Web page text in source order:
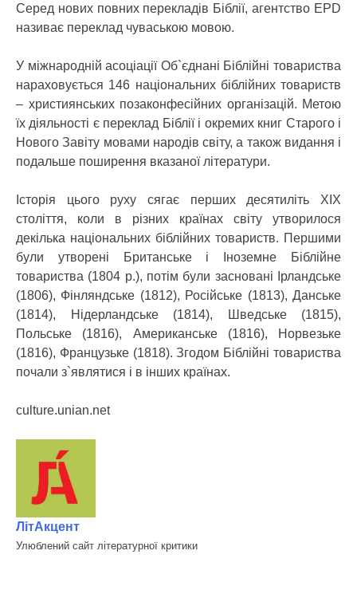
Серед нових повних перекладів Біблії, агентство EPD
називає переклад чуваською мовою.
У міжнародній асоціації Об`єднані Біблійні товариства
нараховується 146 національних біблійних товариств
– християнських позаконфесійних організацій. Метою
їх діяльності є переклад Біблії і окремих книг Старого і
Нового Завіту мовами народів світу, а також видання і
подальше поширення вказаної літератури.
Історія цього руху сягає перших десятиліть XIX
століття, коли в різних країнах світу утворилося
декілька національних біблійних товариств. Першими
були утворені Британське і Іноземне Біблійне
товариства (1804 р.), потім були засновані Ірландське
(1806), Фінляндське (1812), Російське (1813), Данське
(1814), Нідерландське (1814), Шведське (1815),
Польське (1816), Американське (1816), Норвезьке
(1816), Французьке (1818). Згодом Біблійні товариства
почали з`являтися і в інших країнах.
culture.unian.net
ЛітАкцент
Улюблений сайт літературної критики